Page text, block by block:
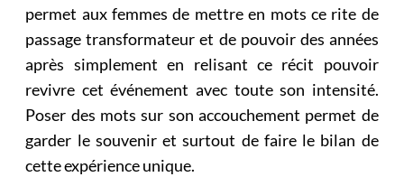
permet aux femmes de mettre en mots ce rite de
passage transformateur et de pouvoir des années
après simplement en relisant ce récit pouvoir
revivre cet événement avec toute son intensité.
Poser des mots sur son accouchement permet de
garder le souvenir et surtout de faire le bilan de
cette expérience unique.